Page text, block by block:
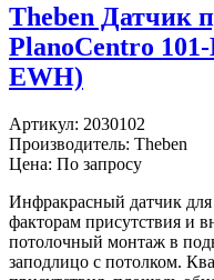
Theben Датчик
PlanoCentro
EWH)
Артикул: 2030102
Производитель: Theben
Цена: По запросу
Инфракрасный датчик
факторам присутствия и
потолочный монтаж в
заподлицо с потолком.